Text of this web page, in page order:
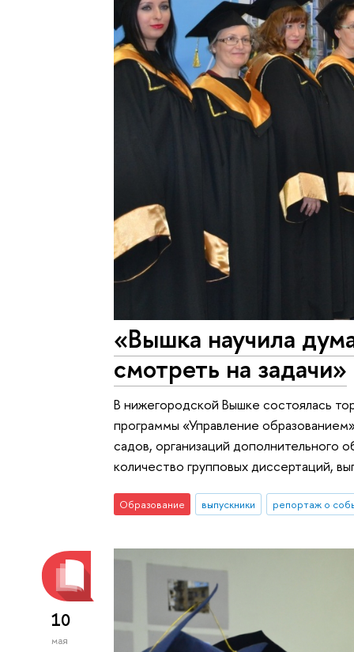
«Вышка научила
смотреть на задачи»
В нижегородской Вышке состоялась
программы «Управление
садов, организаций дополнительного
количество групповых диссертаций,
Образование выпускники репортаж о
10
мая